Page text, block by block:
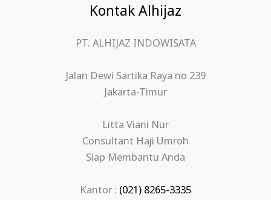
Kontak Alhijaz
PT. ALHIJAZ INDOWISATA
Jalan Dewi Sartika Raya no 239
Jakarta-Timur
Litta Viani Nur
Consultant Haji Umroh
Siap Membantu Anda
Kantor : (021) 8265-3335